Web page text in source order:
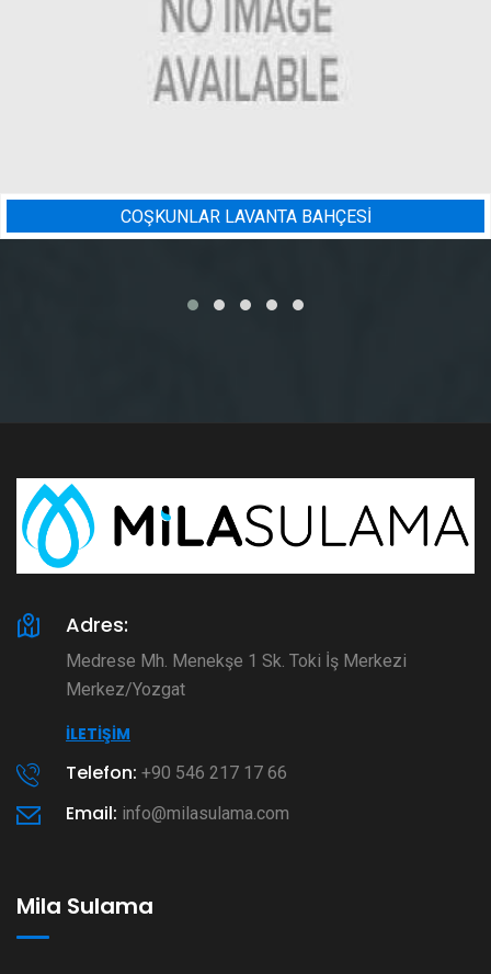
BADEM BAHÇESI
Adres:
Medrese Mh. Menekşe 1 Sk. Toki İş Merkezi
Merkez/Yozgat
İLETIŞIM
Telefon: +90 546 217 17 66
Email: info@milasulama.com
Mila Sulama